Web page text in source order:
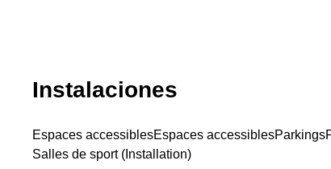
Instalaciones
Espaces accessiblesEspaces accessiblesParkings
Salles de sport (Installation)